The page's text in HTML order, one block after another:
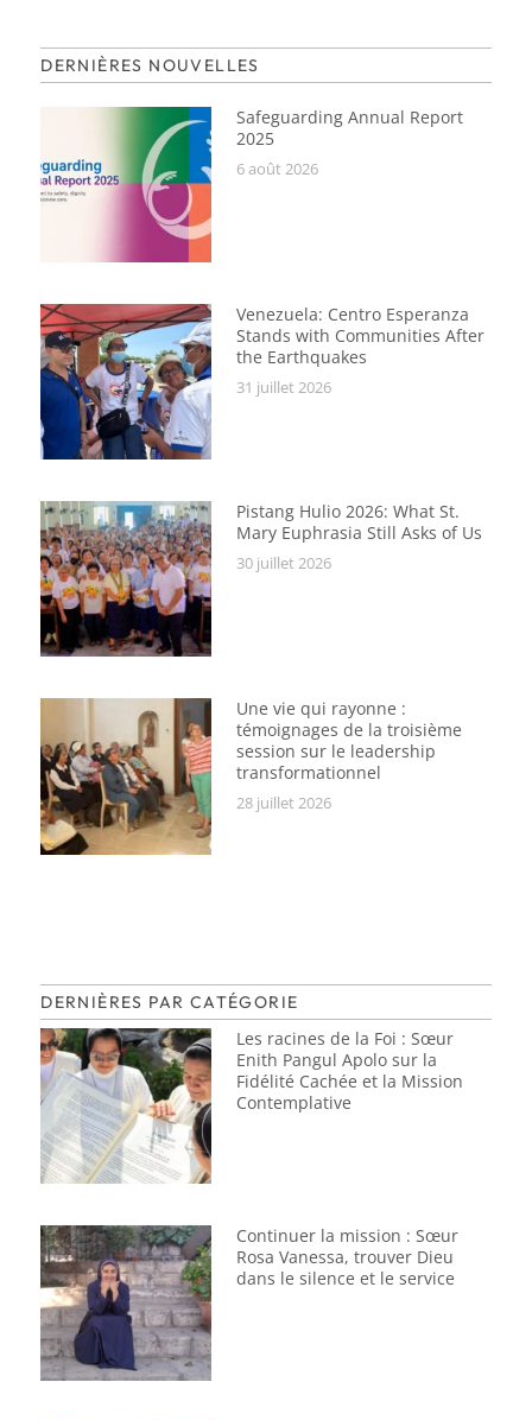
DERNIÈRES NOUVELLES
Safeguarding Annual Report
2025
6 août 2026
Venezuela: Centro Esperanza
Stands with Communities After
the Earthquakes
31 juillet 2026
Pistang Hulio 2026: What St.
Mary Euphrasia Still Asks of Us
30 juillet 2026
Une vie qui rayonne :
témoignages de la troisième
session sur le leadership
transformationnel
28 juillet 2026
DERNIÈRES PAR CATÉGORIE
Les racines de la Foi : Sœur
Enith Pangul Apolo sur la
Fidélité Cachée et la Mission
Contemplative
Continuer la mission : Sœur
Rosa Vanessa, trouver Dieu
dans le silence et le service